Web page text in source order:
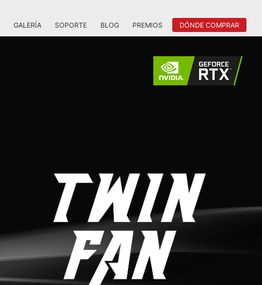
GALERÍA SOPORTE BLOG PREMIOS DÓNDE COMPRAR